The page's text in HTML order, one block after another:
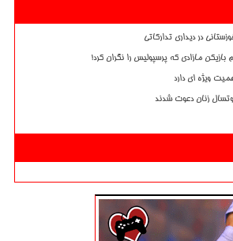
در دیداری تدارکاتی
بازیکن مازادی که پرسپولیس را نگران کرد!
ویژه ای دارد